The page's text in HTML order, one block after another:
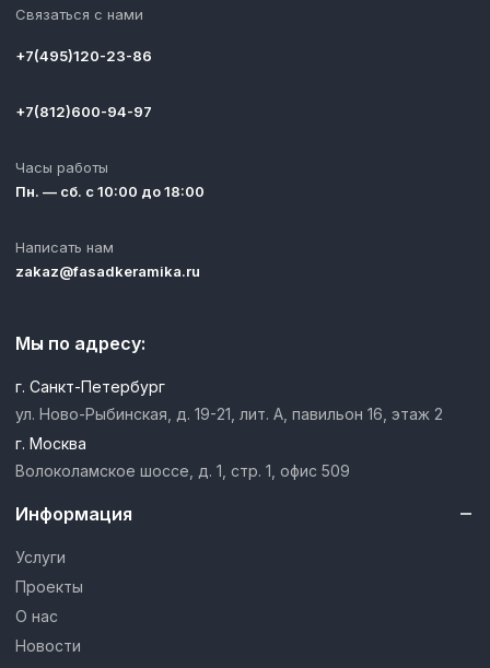
Связаться с нами
+7(495)120-23-86
+7(812)600-94-97
Часы работы
Пн. — сб. с 10:00 до 18:00
Написать нам
zakaz@fasadkeramika.ru
Информация
Услуги
Проекты
О нас
Новости
Мы по адресу:
г. Санкт-Петербург
ул. Ново-Рыбинская, д. 19-21, лит. А, павильон 16, этаж 2
г. Москва
Волоколамское шоссе, д. 1, стр. 1, офис 509